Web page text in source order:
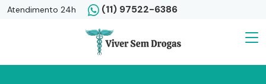
Atendimento 24h (11) 97522-6386